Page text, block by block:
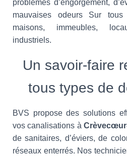
problèmes d’engorgement,
mauvaises odeurs Sur
maisons, immeubles,
industriels.
Un savoir-faire
tous types de
BVS propose des solutions
vos canalisations à
de sanitaires, d’éviers, de
réseaux enterrés. Nos